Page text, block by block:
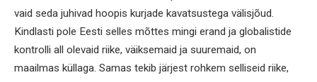
vaid seda juhivad hoopis kurjade kavatsustega välisjõud.
Kindlasti pole Eesti selles mõttes mingi erand ja globalistide
kontrolli all olevaid riike, väiksemaid ja suuremaid, on
maailmas küllaga. Samas tekib järjest rohkem selliseid riike,